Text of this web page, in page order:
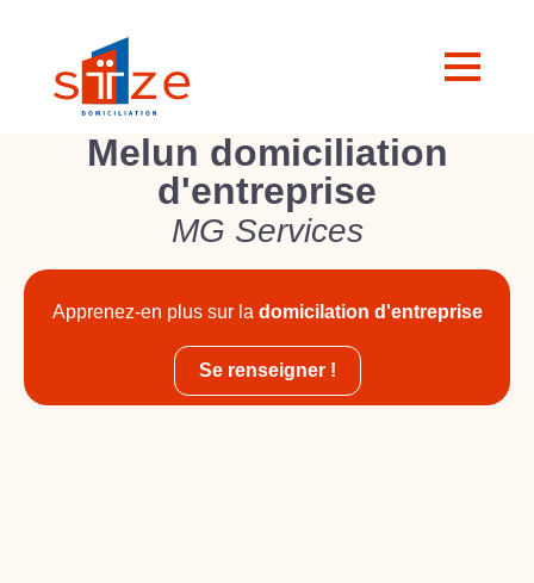
Melun domiciliation
d'entreprise
MG Services
Apprenez-en plus sur la domicilation d'entreprise
Se renseigner !